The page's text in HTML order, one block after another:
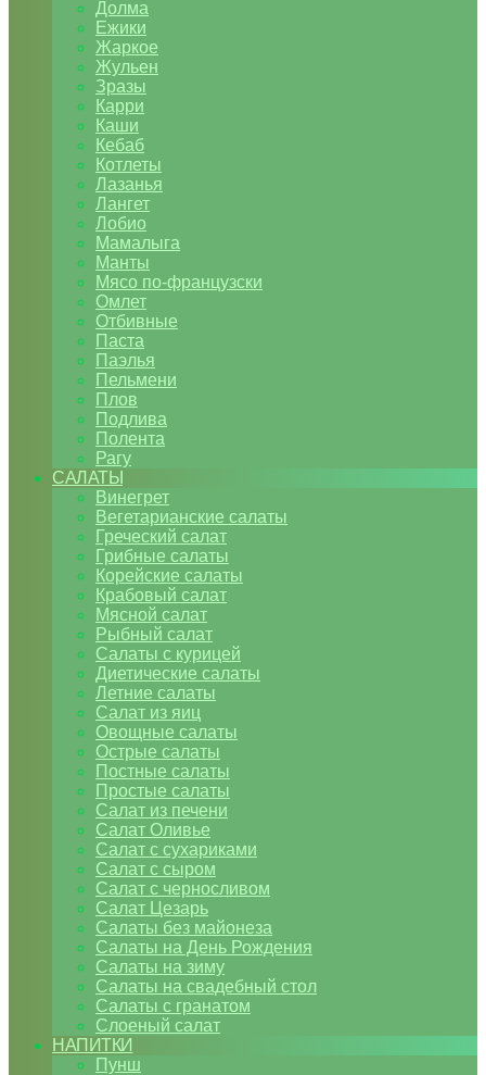
Долма
Ежики
Жаркое
Жульен
Зразы
Карри
Каши
Кебаб
Котлеты
Лазанья
Лангет
Лобио
Мамалыга
Манты
Мясо по-французски
Омлет
Отбивные
Паста
Паэлья
Пельмени
Плов
Подлива
Полента
Рагу
САЛАТЫ
Винегрет
Вегетарианские салаты
Греческий салат
Грибные салаты
Корейские салаты
Крабовый салат
Мясной салат
Рыбный салат
Салаты с курицей
Диетические салаты
Летние салаты
Салат из яиц
Овощные салаты
Острые салаты
Постные салаты
Простые салаты
Салат из печени
Салат Оливье
Салат с сухариками
Салат с сыром
Салат с черносливом
Салат Цезарь
Салаты без майонеза
Салаты на День Рождения
Салаты на зиму
Салаты на свадебный стол
Салаты с гранатом
Слоеный салат
НАПИТКИ
Пунш